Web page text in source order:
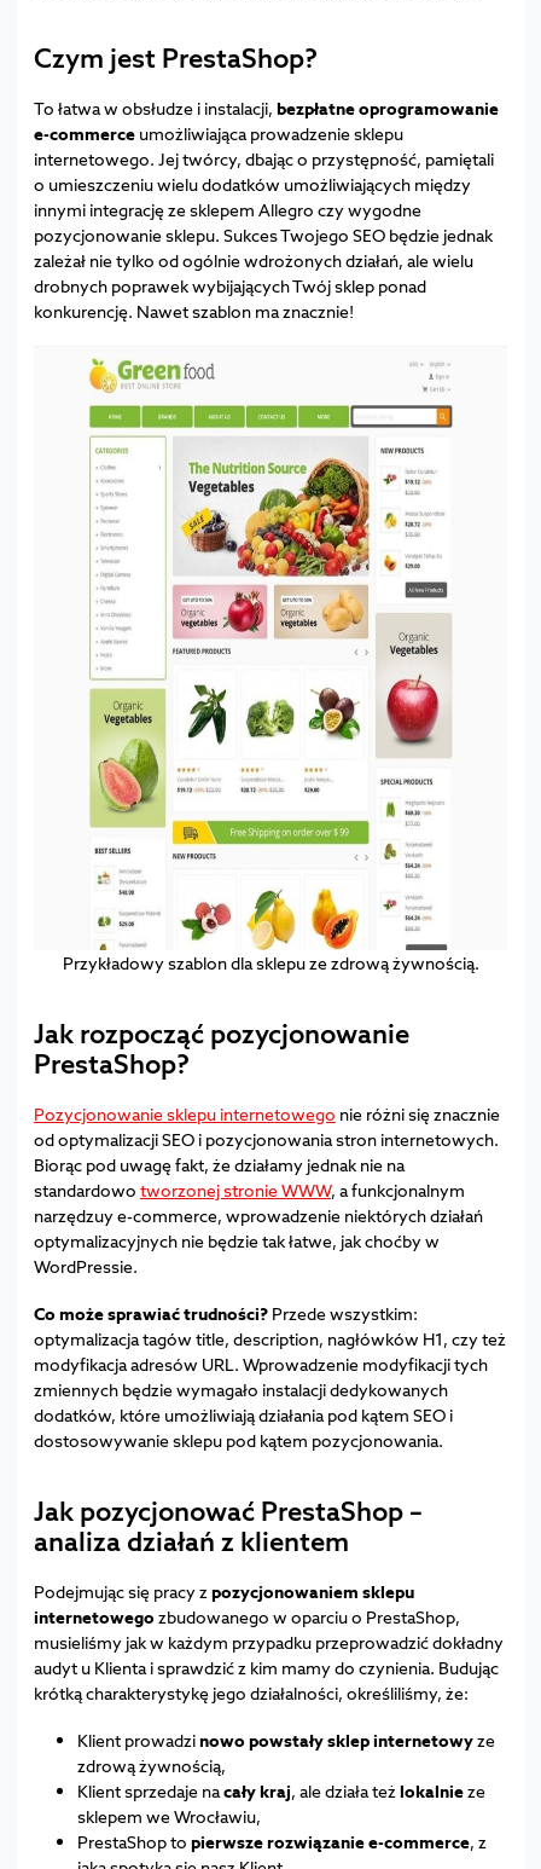
Czym jest PrestaShop?
To łatwa w obsłudze i instalacji, bezpłatne oprogramowanie
e-commerceumożliwiająca prowadzenie sklepu
internetowego. Jej twórcy, dbając o przystępność, pamiętali
o umieszczeniu wielu dodatków umożliwiających między
innymi integrację ze sklepem Allegro czy wygodne
pozycjonowanie sklepu. Sukces Twojego SEO będzie jednak
zależał nie tylko od ogólnie wdrożonych działań, ale wielu
drobnych poprawek wybijających Twój sklep ponad
konkurencję. Nawet szablon ma znacznie!
Przykładowy szablon dla sklepu ze zdrową żywnością.
Jak rozpocząć pozycjonowanie
PrestaShop?
Pozycjonowanie sklepu internetowego nie różni się znacznie
od optymalizacji SEO i pozycjonowania stron internetowych.
Biorąc pod uwagę fakt, że działamy jednak nie na
standardowo tworzonej stronie WWW, a funkcjonalnym
narzędzuy e-commerce, wprowadzenie niektórych działań
optymalizacyjnych nie będzie tak łatwe, jak choćby w
WordPressie.
Co może sprawiać trudności? Przede wszystkim:
optymalizacja tagów title, description, nagłówków H1, czy też
modyfikacja adresów URL. Wprowadzenie modyfikacji tych
zmiennych będzie wymagało instalacji dedykowanych
dodatków, które umożliwiają działania pod kątem SEO i
dostosowywanie sklepu pod kątem pozycjonowania.
Jak pozycjonować PrestaShop –
analiza działań z klientem
Podejmując się pracy z pozycjonowaniem sklepu
internetowegozbudowanego w oparciu o PrestaShop,
musieliśmy jak w każdym przypadku przeprowadzić dokładny
audyt u Klienta i sprawdzić z kim mamy do czynienia. Budując
krótką charakterystykę jego działalności, określiliśmy, że:
Klient prowadzinowo powstały sklep internetowyze
zdrową żywnością,
Klient sprzedaje nacały kraj, ale działa też lokalnieze
sklepem we Wrocławiu,
PrestaShop to pierwsze rozwiązanie e-commerce, z